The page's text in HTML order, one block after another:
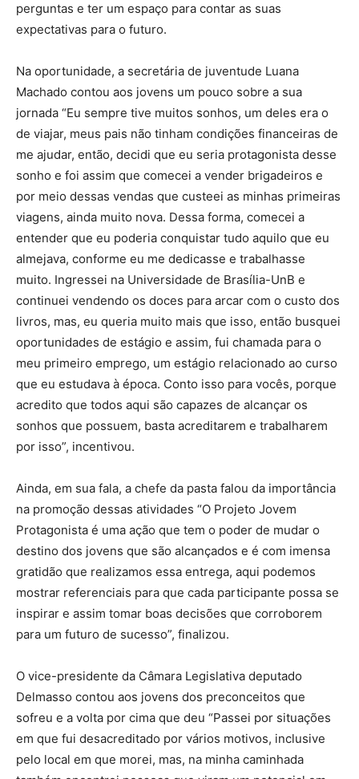
perguntas e ter um espaço para contar as suas
expectativas para o futuro.
Na oportunidade, a secretária de juventude Luana
Machado contou aos jovens um pouco sobre a sua
jornada “Eu sempre tive muitos sonhos, um deles era o
de viajar, meus pais não tinham condições financeiras de
me ajudar, então, decidi que eu seria protagonista desse
sonho e foi assim que comecei a vender brigadeiros e
por meio dessas vendas que custeei as minhas primeiras
viagens, ainda muito nova. Dessa forma, comecei a
entender que eu poderia conquistar tudo aquilo que eu
almejava, conforme eu me dedicasse e trabalhasse
muito. Ingressei na Universidade de Brasília-UnB e
continuei vendendo os doces para arcar com o custo dos
livros, mas, eu queria muito mais que isso, então busquei
oportunidades de estágio e assim, fui chamada para o
meu primeiro emprego, um estágio relacionado ao curso
que eu estudava à época. Conto isso para vocês, porque
acredito que todos aqui são capazes de alcançar os
sonhos que possuem, basta acreditarem e trabalharem
por isso”, incentivou.
Ainda, em sua fala, a chefe da pasta falou da importância
na promoção dessas atividades “O Projeto Jovem
Protagonista é uma ação que tem o poder de mudar o
destino dos jovens que são alcançados e é com imensa
gratidão que realizamos essa entrega, aqui podemos
mostrar referenciais para que cada participante possa se
inspirar e assim tomar boas decisões que corroborem
para um futuro de sucesso”, finalizou.
O vice-presidente da Câmara Legislativa deputado
Delmasso contou aos jovens dos preconceitos que
sofreu e a volta por cima que deu “Passei por situações
em que fui desacreditado por vários motivos, inclusive
pelo local em que morei, mas, na minha caminhada